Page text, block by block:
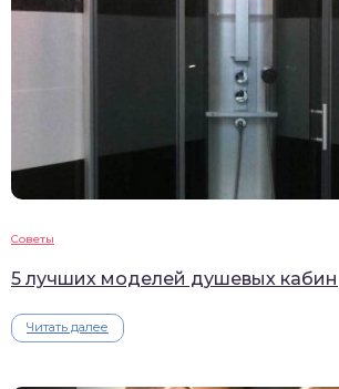
Советы
5 лучших моделей душевых кабин
Читать далее